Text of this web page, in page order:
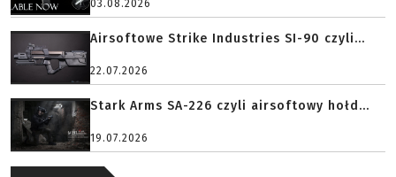
03.08.2026
Airsoftowe Strike Industries SI-90 czyli...
22.07.2026
Stark Arms SA-226 czyli airsoftowy hołd...
19.07.2026